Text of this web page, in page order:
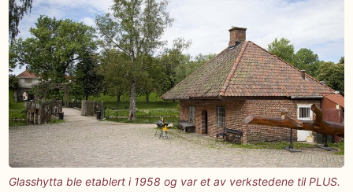
Glasshytta ble etablert i 1958 og var et av verkstedene til PLUS.